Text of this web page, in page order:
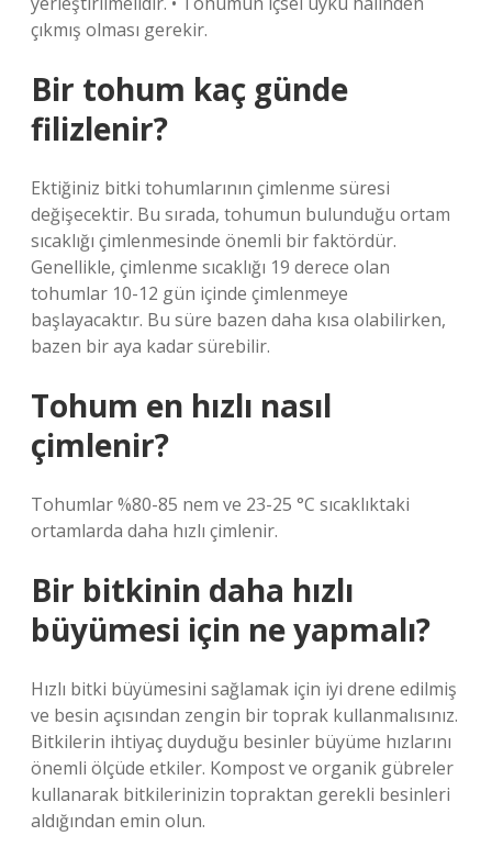
çıkmış olması gerekir.
Bir tohum kaç günde
filizlenir?
Ektiğiniz bitki tohumlarının çimlenme süresi
değişecektir. Bu sırada, tohumun bulunduğu ortam
sıcaklığı çimlenmesinde önemli bir faktördür.
Genellikle, çimlenme sıcaklığı 19 derece olan
tohumlar 10-12 gün içinde çimlenmeye
başlayacaktır. Bu süre bazen daha kısa olabilirken,
bazen bir aya kadar sürebilir.
Tohum en hızlı nasıl
çimlenir?
Tohumlar %80-85 nem ve 23-25 ​​°C sıcaklıktaki
ortamlarda daha hızlı çimlenir.
Bir bitkinin daha hızlı
büyümesi için ne yapmalı?
Hızlı bitki büyümesini sağlamak için iyi drene edilmiş
ve besin açısından zengin bir toprak kullanmalısınız.
Bitkilerin ihtiyaç duyduğu besinler büyüme hızlarını
önemli ölçüde etkiler. Kompost ve organik gübreler
kullanarak bitkilerinizin topraktan gerekli besinleri
aldığından emin olun.